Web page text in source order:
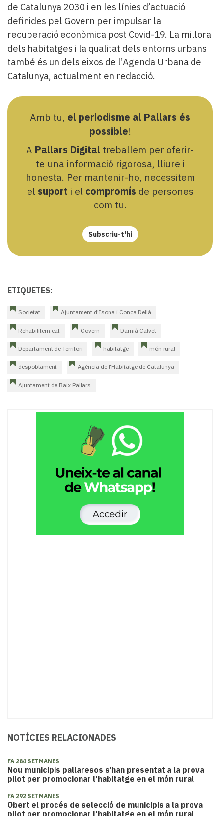
de Catalunya 2030 i en les línies d’actuació
definides pel Govern per impulsar la
recuperació econòmica post Covid-19. La millora
dels habitatges i la qualitat dels entorns urbans
també és un dels eixos de l’Agenda Urbana de
Catalunya, actualment en redacció.
Amb tu, el periodisme al Pallars és
possible!
A Pallars Digital treballem per oferir-
te una informació rigorosa, lliure i
honesta. Per mantenir-ho, necessitem
el suport i el compromís de persones
com tu.
Subscriu-t'hi
ETIQUETES:
Societat Ajuntament d'Isona i Conca Dellà
Rehabilitem.cat Govern Damià Calvet
Departament de Territori habitatge món rural
despoblament Agència de l'Habitatge de Catalunya
Ajuntament de Baix Pallars
NOTÍCIES RELACIONADES
FA 284 SETMANES
Nou municipis pallaresos s’han presentat a la prova
pilot per promocionar l'habitatge en el món rural
FA 292 SETMANES
Obert el procés de selecció de municipis a la prova
pilot per promocionar l'habitatge en el món rural